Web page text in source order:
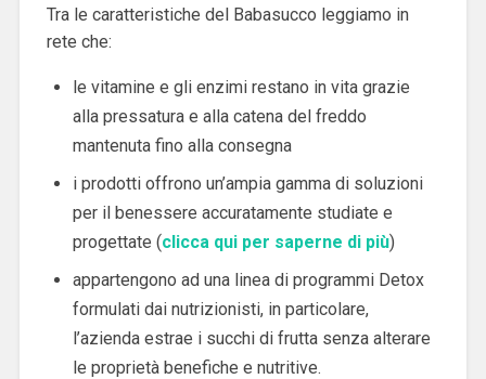
Tra le caratteristiche del Babasucco leggiamo in
rete che:
le vitamine e gli enzimi restano in vita grazie
alla pressatura e alla catena del freddo
mantenuta fino alla consegna
i prodotti offrono un’ampia gamma di soluzioni
per il benessere accuratamente studiate e
progettate (clicca qui per saperne di più)
appartengono ad una linea di programmi Detox
formulati dai nutrizionisti, in particolare,
l’azienda estrae i succhi di frutta senza alterare
le proprietà benefiche e nutritive.